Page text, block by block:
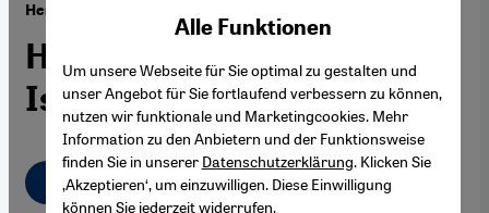
Herausforderung"
Hinter den Kulissen der
Islamischen Republik
Deutsch
Alle Funktionen
Um unsere Webseite für Sie optimal zu gestalten und
unser Angebot für Sie fortlaufend verbessern zu können,
nutzen wir funktionale und Marketingcookies. Mehr
Information zu den Anbietern und der Funktionsweise
finden Sie in unserer Datenschutzerklärung. Klicken Sie
‚Akzeptieren‘, um einzuwilligen. Diese Einwilligung
können Sie jederzeit widerrufen.